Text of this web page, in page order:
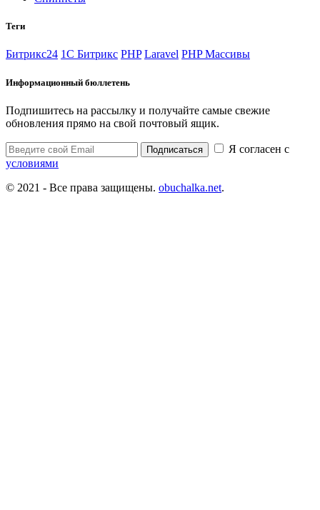
Теги
Битрикс24 1С Битрикс PHP Laravel PHP Массивы
Информационный бюллетень
Подпишитесь на рассылку и получайте самые свежие
обновления прямо на свой почтовый ящик.
Подписаться
Я согласен с
условиями
© 2021 - Все права защищены. obuchalka.net.